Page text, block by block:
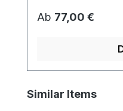
Regulärer Preis:
Ab 77,00 €
Produktgalerie
Similar Items